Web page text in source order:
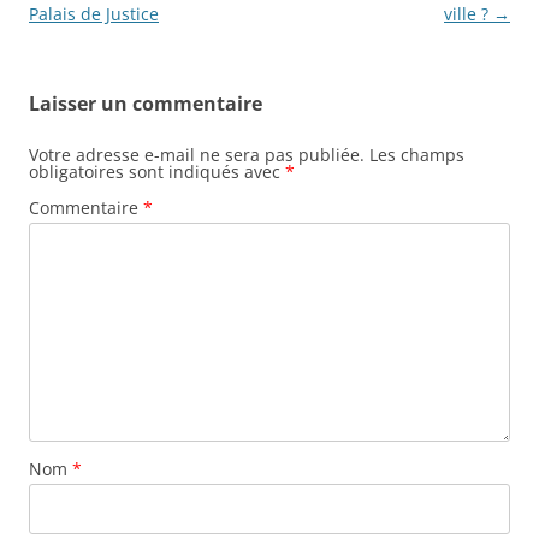
des
Palais de Justice
ville ? →
Laisser un commentaire
Votre adresse e-mail ne sera pas publiée. Les champs
obligatoires sont indiqués avec *
Commentaire *
Nom *